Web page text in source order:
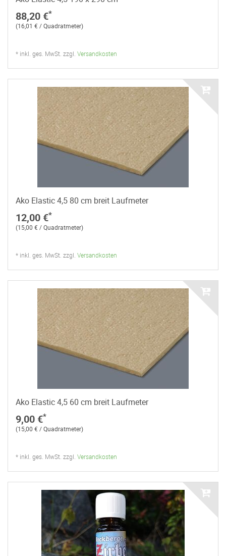
88,20 €*
(16,01 € / Quadratmeter)
* inkl. ges. MwSt. zzgl. Versandkosten
Ako Elastic 4,5 80 cm breit Laufmeter
12,00 €*
(15,00 € / Quadratmeter)
* inkl. ges. MwSt. zzgl. Versandkosten
Ako Elastic 4,5 60 cm breit Laufmeter
9,00 €*
(15,00 € / Quadratmeter)
* inkl. ges. MwSt. zzgl. Versandkosten